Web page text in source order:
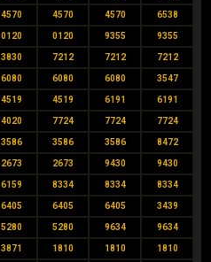
4570 4570 4570 6538
0120 0120 9355 9355
3830 7212 7212 7212
6080 6080 6080 3547
4519 4519 6191 6191
4020 7724 7724 7724
3586 3586 3586 8472
2673 2673 9430 9430
6159 8334 8334 8334
6405 6405 6405 3439
5280 5280 9634 9634
3871 1810 1810 1810